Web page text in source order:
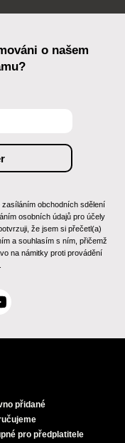
o našem
obchodních sdělení
osobních údajů pro účely
že jsem si přečetl(a)
a souhlasím s ním, přičemž
na námitky proti provádění
přidané
pro předplatitele